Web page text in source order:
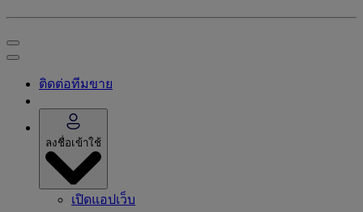
ติดต่อทีมขาย
ลงชื่อเข้าใช้
เปิดแอปเว็บ